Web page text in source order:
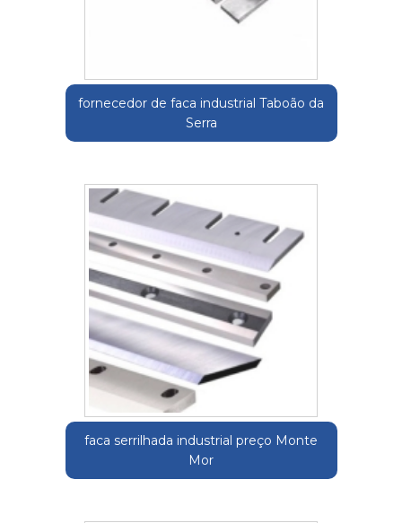
fornecedor de faca industrial Taboão da
Serra
faca serrilhada industrial preço Monte
Mor